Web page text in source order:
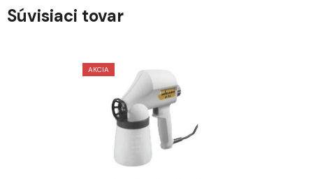
Súvisiaci tovar
AKCIA